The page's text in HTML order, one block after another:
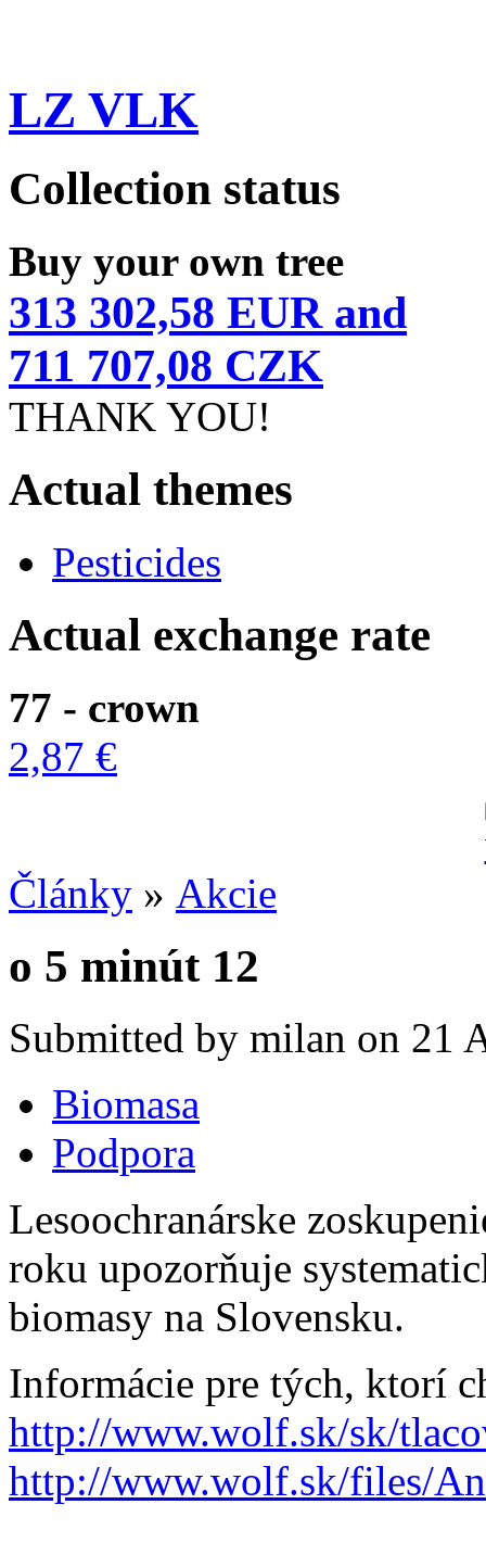
LZ VLK
Collection status
Buy your own tree
313 302,58 EUR and
711 707,08 CZK
THANK YOU!
Actual themes
Pesticides
Actual exchange rate
77 - crown
2,87 €
Články » Akcie
o 5 minút 12
Submitted by milan on 21
Biomasa
Podpora
Lesoochranárske
roku upozorňuje
biomasy na Slovensku.
Informácie pre tých, ktorí
http://www.wolf.sk/sk/
http://www.wolf.sk/files/